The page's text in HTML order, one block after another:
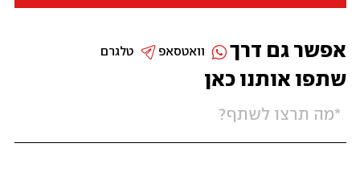
שתפו אותנו כאן
אפשר גם דרך טלגרם וואטסאפ